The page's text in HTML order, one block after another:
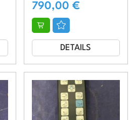
790,00 €
DETAILS